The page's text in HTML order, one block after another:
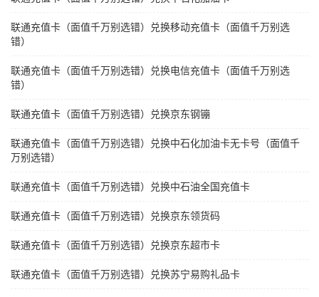
联通充值卡（面值千万别选错）兑换移动充值卡（面值千万别选
错）
联通充值卡（面值千万别选错）兑换电信充值卡（面值千万别选
错）
联通充值卡（面值千万别选错）兑换京东钢镚
联通充值卡（面值千万别选错）兑换中石化加油卡无卡号（面值千
万别选错）
联通充值卡（面值千万别选错）兑换中石油全国充值卡
联通充值卡（面值千万别选错）兑换京东领货码
联通充值卡（面值千万别选错）兑换京东超市卡
联通充值卡（面值千万别选错）兑换苏宁易购礼品卡